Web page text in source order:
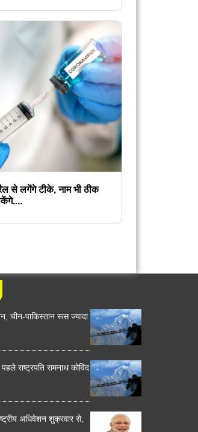
से लगेंगे टीके, नाम भी ठीक
चीन-पाकिस्तान रूस ज्यादा
राष्ट्रपति रामनाथ कोविंद
अधिवेशन शुक्रवार से,